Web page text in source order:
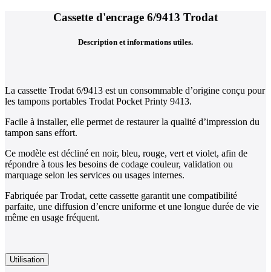
Cassette d'encrage 6/9413 Trodat
Description et informations utiles.
La cassette Trodat 6/9413 est un consommable d’origine conçu pour
les tampons portables Trodat Pocket Printy 9413.
Facile à installer, elle permet de restaurer la qualité d’impression du
tampon sans effort.
Ce modèle est décliné en noir, bleu, rouge, vert et violet, afin de
répondre à tous les besoins de codage couleur, validation ou
marquage selon les services ou usages internes.
Fabriquée par Trodat, cette cassette garantit une compatibilité
parfaite, une diffusion d’encre uniforme et une longue durée de vie
même en usage fréquent.
Utilisation